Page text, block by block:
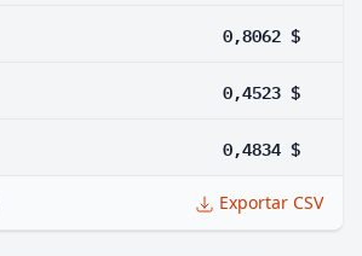
0,8062 $
0,4523 $
0,4834 $
Exportar CSV